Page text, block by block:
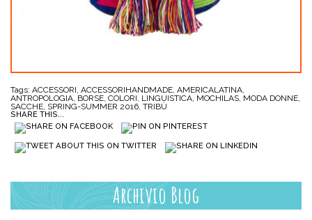
Tags: ACCESSORI, ACCESSORIHANDMADE, AMERICALATINA,
ANTROPOLOGIA, BORSE, COLORI, LINGUISTICA, MOCHILAS, MODA DONNE,
SACCHE, SPRING-SUMMER 2016, TRIBÙ
SHARE THIS...
Archivio Blog